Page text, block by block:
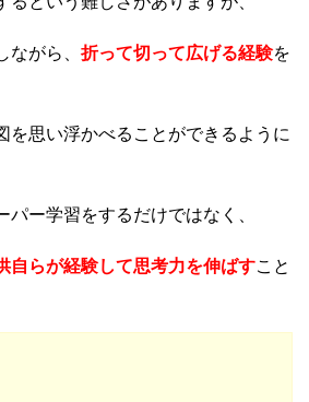
がら、 折って切って広げる経験を
を思い浮かべることができるように
パー学習をするだけではなく、
自らが経験して思考力を伸ばすこと